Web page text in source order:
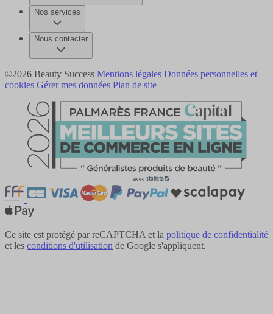
Nos services
Nous contacter
©2026 Beauty Success Mentions légales Données personnelles et
cookies Gérer mes données Plan de site
Ce site est protégé par reCAPTCHA et la politique de confidentialité
et les conditions d'utilisation de Google s'appliquent.